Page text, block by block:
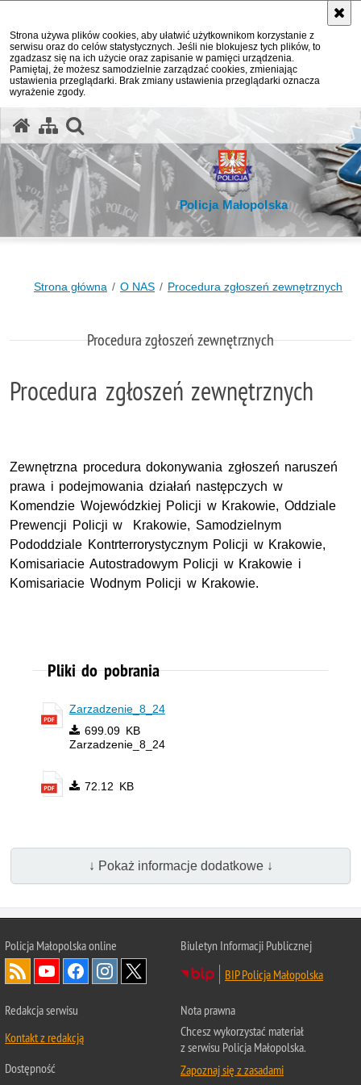
Strona używa plików cookies, aby ułatwić użytkownikom korzystanie z
serwisu oraz do celów statystycznych. Jeśli nie blokujesz tych plików, to
zgadzasz się na ich użycie oraz zapisanie w pamięci urządzenia.
Pamiętaj, że możesz samodzielnie zarządzać cookies, zmieniając
ustawienia przeglądarki. Brak zmiany ustawienia przeglądarki oznacza
wyrażenie zgody.
Policja Małopolska
Strona główna O NAS Procedura zgłoszeń zewnętrznych
Procedura zgłoszeń zewnętrznych
Procedura zgłoszeń zewnętrznych
Zewnętrzna procedura dokonywania zgłoszeń naruszeń
prawa i podejmowania działań następczych w
Komendzie Wojewódzkiej Policji w Krakowie, Oddziale
Prewencji Policji w Krakowie, Samodzielnym
Pododdziale Kontrterrorystycznym Policji w Krakowie,
Komisariacie Autostradowym Policji w Krakowie i
Komisariacie Wodnym Policji w Krakowie.
Pliki do pobrania
Zarzadzenie_8_24
699.09 KB
Zarzadzenie_8_24
72.12 KB
↓ Pokaż informacje dodatkowe ↓
Policja Małopolska online
Biuletyn Informacji Publicznej
BIP Policja Małopolska
Redakcja serwisu
Kontakt z redakcją
Dostępność
Nota prawna
Chcesz wykorzystać materiał
z serwisu Policja Małopolska.
Zapoznaj się z zasadami